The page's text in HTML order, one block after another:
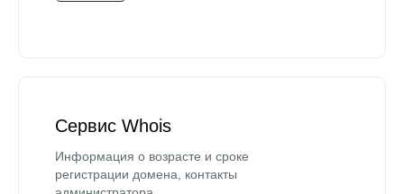
Сервис Whois
Информация о возрасте и сроке
регистрации домена, контакты